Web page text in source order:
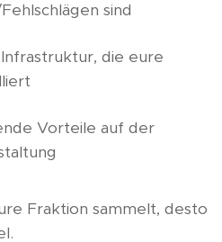
sind
die eure
Vorteile auf der
Fraktion sammelt, desto